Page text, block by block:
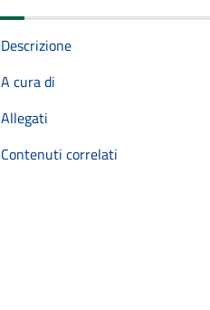
Descrizione
A cura di
Allegati
Contenuti correlati